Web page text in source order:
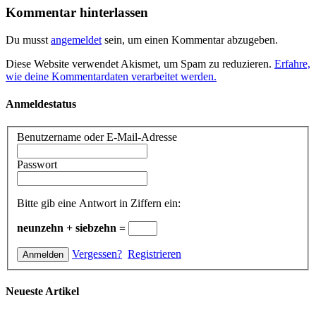
Kommentar hinterlassen
Du musst angemeldet sein, um einen Kommentar abzugeben.
Diese Website verwendet Akismet, um Spam zu reduzieren. Erfahre,
wie deine Kommentardaten verarbeitet werden.
Anmeldestatus
Benutzername oder E-Mail-Adresse
Passwort
Bitte gib eine Antwort in Ziffern ein:
neunzehn + siebzehn =
Vergessen? Registrieren
Neueste Artikel